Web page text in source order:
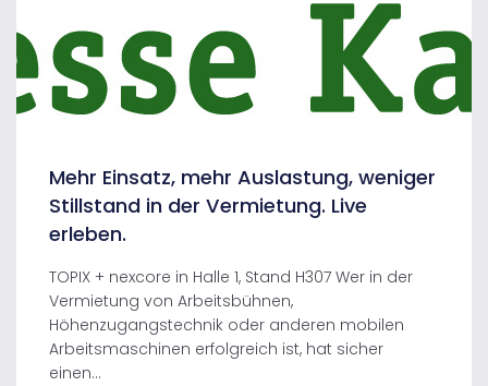
Mehr Einsatz, mehr Auslastung, weniger
Stillstand in der Vermietung. Live
erleben.
TOPIX + nexcore in Halle 1, Stand H307 Wer in der
Vermietung von Arbeitsbühnen,
Höhenzugangstechnik oder anderen mobilen
Arbeitsmaschinen erfolgreich ist, hat sicher
einen...